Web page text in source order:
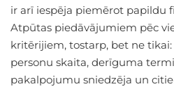
ir arī iespēja piemērot papildu
Atpūtas piedāvājumiem pēc
kritērijiem, tostarp, bet ne tikai:
personu skaita, derīguma
pakalpojumu sniedzēja un